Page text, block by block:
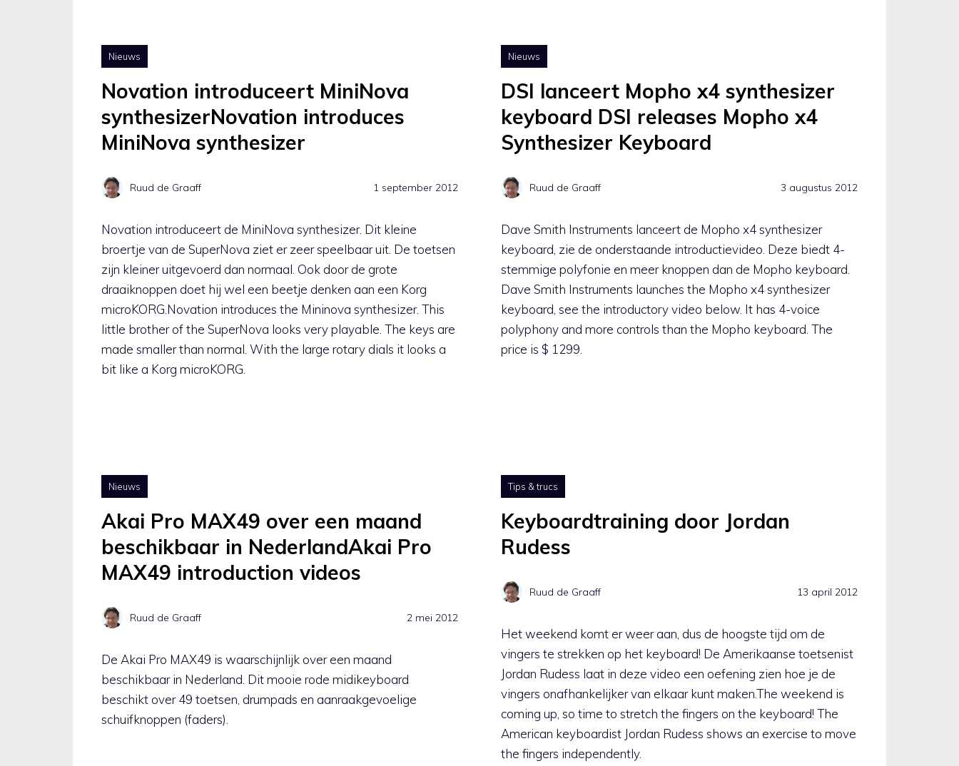
Nieuws
Novation introduceert MiniNova
synthesizerNovation introduces
MiniNova synthesizer
Ruud de Graaff 1 september 2012
Novation introduceert de MiniNova synthesizer. Dit kleine
broertje van de SuperNova ziet er zeer speelbaar uit. De toetsen
zijn kleiner uitgevoerd dan normaal. Ook door de grote
draaiknoppen doet hij wel een beetje denken aan een Korg
microKORG.Novation introduces the Mininova synthesizer. This
little brother of the SuperNova looks very playable. The keys are
made ​​smaller than normal. With the large rotary dials it looks a
bit like a Korg microKORG.
Nieuws
DSI lanceert Mopho x4 synthesizer
keyboard DSI releases Mopho x4
Synthesizer Keyboard
Ruud de Graaff 3 augustus 2012
Dave Smith Instruments lanceert de Mopho x4 synthesizer
keyboard, zie de onderstaande introductievideo. Deze biedt 4-
stemmige polyfonie en meer knoppen dan de Mopho keyboard.
Dave Smith Instruments launches the Mopho x4 synthesizer
keyboard, see the introductory video below. It has 4-voice
polyphony and more controls than the Mopho keyboard. The
price is $ 1299.
Nieuws
Akai Pro MAX49 over een maand
beschikbaar in NederlandAkai Pro
MAX49 introduction videos
Ruud de Graaff 2 mei 2012
De Akai Pro MAX49 is waarschijnlijk over een maand
beschikbaar in Nederland. Dit mooie rode midikeyboard
beschikt over 49 toetsen, drumpads en aanraakgevoelige
schuifknoppen (faders).
Tips & trucs
Keyboardtraining door Jordan
Rudess
Ruud de Graaff 13 april 2012
Het weekend komt er weer aan, dus de hoogste tijd om de
vingers te strekken op het keyboard! De Amerikaanse toetsenist
Jordan Rudess laat in deze video een oefening zien hoe je de
vingers onafhankelijker van elkaar kunt maken.The weekend is
coming up, so time to stretch the fingers on the keyboard! The
American keyboardist Jordan Rudess shows an exercise to move
the fingers independently.